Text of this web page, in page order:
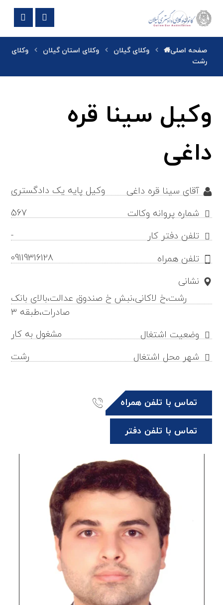
صفحه اصلی وکلای گیلان وکلای استان گیلان
وکلای
رشت
وکیل سینا قره
داغی
آقای سینا قره داغی
وکیل پایه یک دادگستری
شماره پروانه وکالت
567
تلفن دفتر کار
-
تلفن همراه
09119316128
نشانی
رشت،خ لاکانی،نبش خ صندوق عدالت،بالای بانک
صادرات،طبقه ۳
وضعیت اشتغال
مشغول به کار
شهر محل اشتغال
رشت
تماس با تلفن همراه
تماس با تلفن دفتر